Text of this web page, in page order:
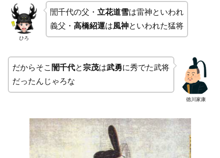
ひろ
誾千代の父・ 立花道雪は雷神といわれ
義父・ 高橋紹運は風神といわれた猛将
徳川家康
だからそこ 誾千代と 宗茂は武勇に秀でた武将
だったんじゃろな